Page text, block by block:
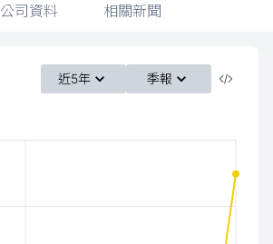
公司資料 相關新聞
近5年 季報